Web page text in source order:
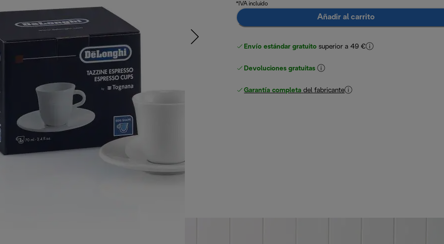
*IVA incluido
Añadir al carrito
Envío estándar gratuito superior a 49 €
Devoluciones gratuitas
Garantía completa del fabricante